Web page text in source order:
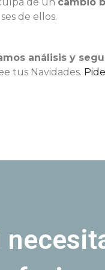
de ellos.
análisis y
tus Navidades.